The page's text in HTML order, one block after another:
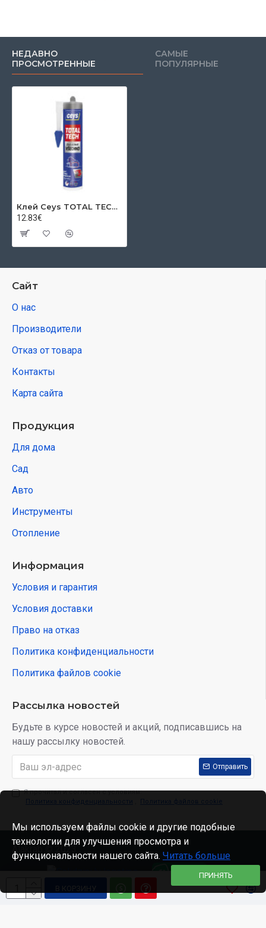
В КОРЗИНУ
НЕДАВНО
ПРОСМОТРЕННЫЕ
САМЫЕ
ПОПУЛЯРНЫЕ
Клей Ceys TOTAL TECH, серебро, шпаклевка 2в1, 290 мл
12.83€
Сайт
О нас
Производители
Отказ от товара
Контакты
Карта сайта
Продукция
Для дома
Сад
Авто
Инструменты
Отопление
Информация
Условия и гарантия
Условия доставки
Право на отказ
Политика конфиденциальности
Политика файлов cookie
Рассылка новостей
Будьте в курсе новостей и акций, подписавшись на
нашу рассылку новостей.
Отправить
Я прочитал и согласен с условиям:
Политика конфиденциальности
Политика файлов cookie
Alakrab © 2023
ПРИНЯТЬ
Мы используем файлы cookie и другие подобные
технологии для улучшения просмотра и
функциональности нашего сайта. Читать больше